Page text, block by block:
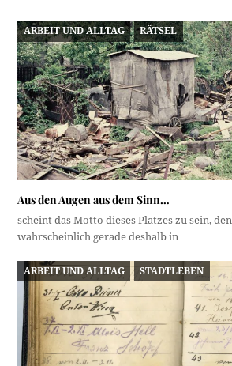
ARBEIT UND ALLTAG RÄTSEL
Aus den Augen aus dem Sinn…
scheint das Motto dieses Platzes zu sein,
wahrscheinlich gerade deshalb in…
ARBEIT UND ALLTAG STADTLEBEN